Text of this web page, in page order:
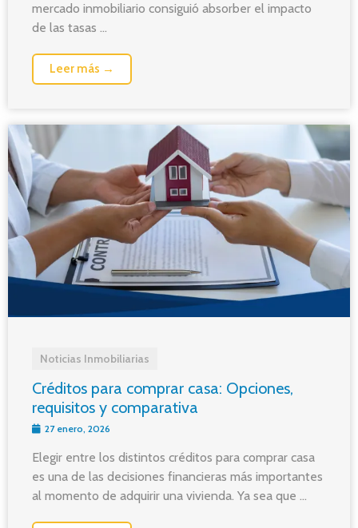
mercado inmobiliario consiguió absorber el impacto
de las tasas ...
Leer más →
Noticias Inmobiliarias
Créditos para comprar casa: Opciones,
requisitos y comparativa
27 enero, 2026
Elegir entre los distintos créditos para comprar casa
es una de las decisiones financieras más importantes
al momento de adquirir una vivienda. Ya sea que ...